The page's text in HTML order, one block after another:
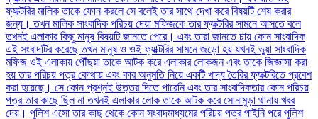
ফ্যাক্টরির মালিক তাকে ফোন করলে সে বলেই তার সাথে দেখা করে বিষয়টি শেষ করার
জন্য। তখন মালিক সাংবাদিক পরিচয় দেয়া মফিজকে তার ফ্যাক্টরির সামনে আসতে বলে
তখনই এলাকার কিছু মানুষ বিষয়টি জানতে পেরে। এবং তারা জানতে চায় কোন সাংবাদিক
এই সংবাদটির করেছে তখন মানুষ ও ওই ফ্যাক্টরির সামনে জড়ো হয় যখনই ভুয়া সাংবাদিক
মফিজ ওই এলাকায় পৌঁছয়া তাকে আটক করে এলাকার লোকজন এবং তাকে জিজ্ঞাসা করা
হয় তার পরিচয় পত্র কোথায় এবং কার অনুমতি নিয়ে একটি খাদ্য তৈরির ফ্যাক্টরিতে প্রবেশ
করা হয়েছে। সে কোন প্রশ্নই উত্তর দিতে পারেনি এবং তার সাংবাদিকতার কোন পরিচয়
পত্র তার কাছে ছিল না তখনই এলাকার লোক তাকে আটক করে সোনামুড়া থানায় খবর
দেয়। পুলিশ এসো তার কাছ থেকে কোন সংবাদমাধ্যমের পরিচয় পত্র পাইনি পরে পুলিশ